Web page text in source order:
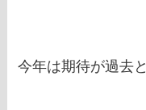
今年は期待が過去